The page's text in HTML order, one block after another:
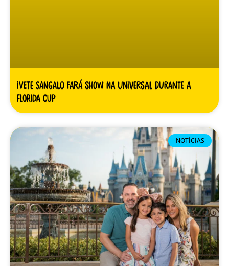
Ivete Sangalo fará show na Universal durante a
Florida Cup
NOTÍCIAS